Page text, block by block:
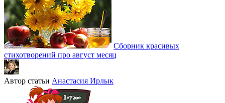
Сборник красивых
стихотворений про август месяц
Автор статьи Анастасия Ирлык